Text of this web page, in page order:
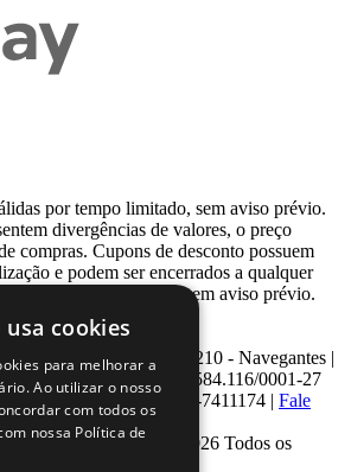
por tempo limitado, sem aviso prévio.
divergências de valores, o preço
compras. Cupons de desconto possuem
e podem ser encerrados a qualquer
sua disponibilidade e sem aviso prévio.
Venezuela, Nº 210 - Navegantes |
90.240-220 CNPJ: 08.584.116/0001-27
| Telefone: 0800-7411174 | Fale
ou parcial | © 2007 - 2026 Todos os
cookies
para melhorar a
Ao utilizar o nosso
com todos os
nossa Política de